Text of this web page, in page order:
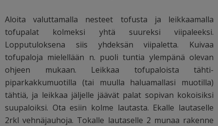
Aloita valuttamalla nesteet tofusta ja leikkaamalla
tofupalat kolmeksi yhtä suureksi viipaleeksi.
Lopputuloksena siis yhdeksän viipaletta. Kuivaa
tofupaloja mielellään n. puoli tuntia ylempänä olevan
ohjeen mukaan. Leikkaa tofupaloista tähti-
piparkakkumuotilla (tai muulla haluamallasi muotilla)
tähtiä, ja leikkaa jäljelle jäävät palat sopivan kokoisiksi
suupaloiksi. Ota esiin kolme lautasta. Ekalle lautaselle
2rkl vehnäjauhoja. Tokalle lautaselle 2 munaa rakenne